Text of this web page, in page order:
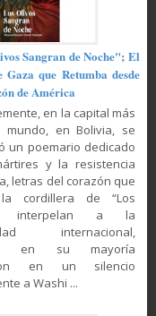
Sangran de Noche"; El
que Retumba desde
de América
en la capital más
mundo, en Bolivia, se
un poemario dedicado
y la resistencia
letras del corazón que
cordillera de “Los
interpelan a la
internacional,
en su mayoría
en un silencio
a Washi ...